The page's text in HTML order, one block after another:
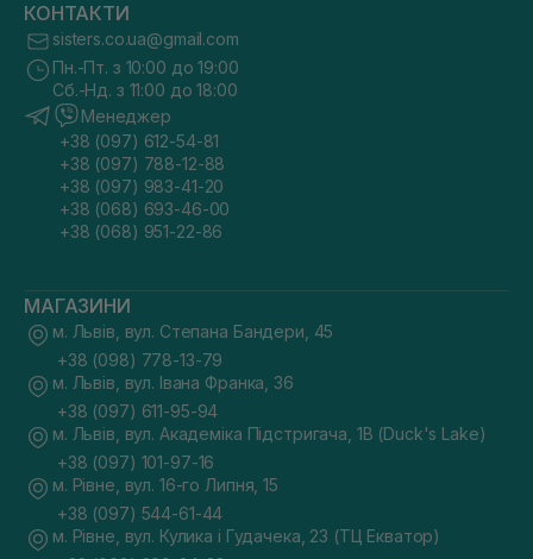
КОНТАКТИ
sisters.co.ua@gmail.com
Пн.-Пт. з 10:00 до 19:00
Сб.-Нд. з 11:00 до 18:00
Менеджер
+38 (097) 612-54-81
+38 (097) 788-12-88
+38 (097) 983-41-20
+38 (068) 693-46-00
+38 (068) 951-22-86
МАГАЗИНИ
м. Львів, вул. Степана Бандери, 45
+38 (098) 778-13-79
м. Львів, вул. Івана Франка, 36
+38 (097) 611-95-94
м. Львів, вул. Академіка Підстригача, 1В (Duck's Lake)
+38 (097) 101-97-16
м. Рівне, вул. 16-го Липня, 15
+38 (097) 544-61-44
м. Рівне, вул. Кулика і Гудачека, 23 (ТЦ Екватор)